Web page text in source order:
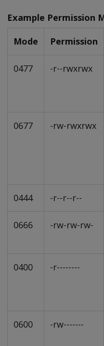
Example Permission
Mode Permission
0477 -r--rwxrwx
0677 -rw-rwxrwx
0444 -r--r--r--
0666 -rw-rw-rw-
0400 -r--------
0600 -rw-------